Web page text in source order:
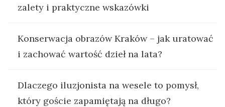
zalety i praktyczne wskazówki
Konserwacja obrazów Kraków – jak uratować
i zachować wartość dzieł na lata?
Dlaczego iluzjonista na wesele to pomysł,
który goście zapamiętają na długo?